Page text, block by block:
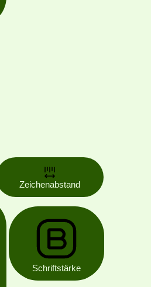
Zeichenabstand
Schriftstärke